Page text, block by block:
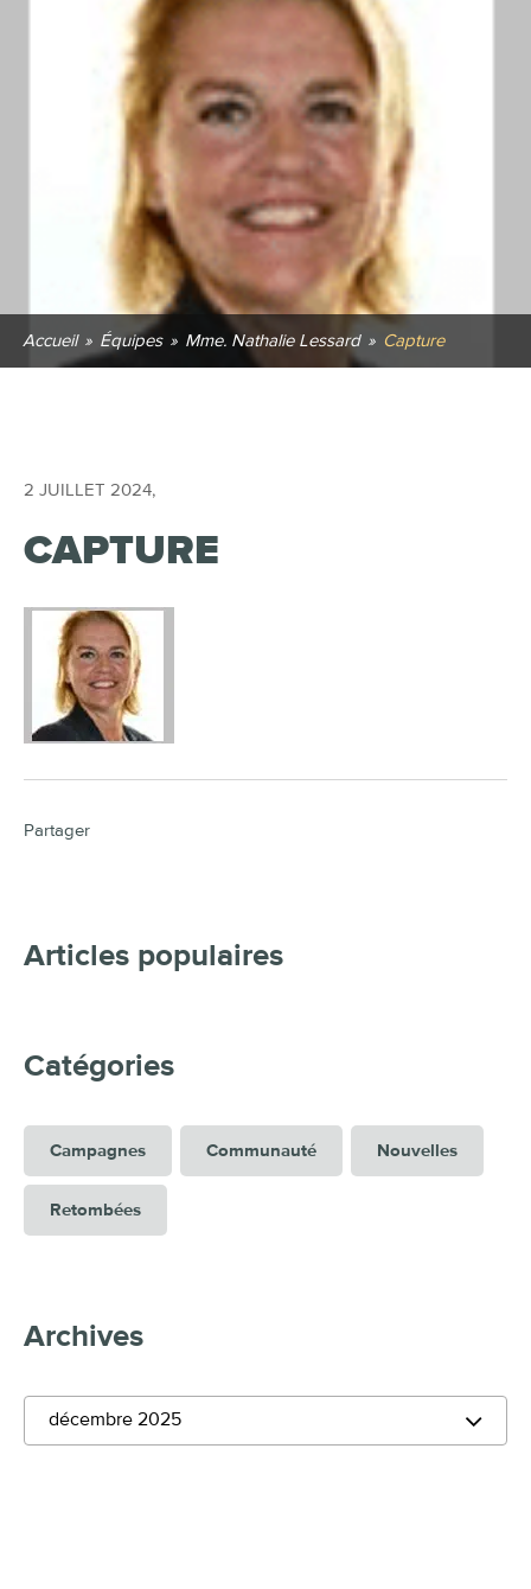
Accueil » Équipes » Mme. Nathalie Lessard » Capture
2 JUILLET 2024,
CAPTURE
Partager
Articles populaires
Catégories
Campagnes Communauté Nouvelles
Retombées
Archives
décembre 2025